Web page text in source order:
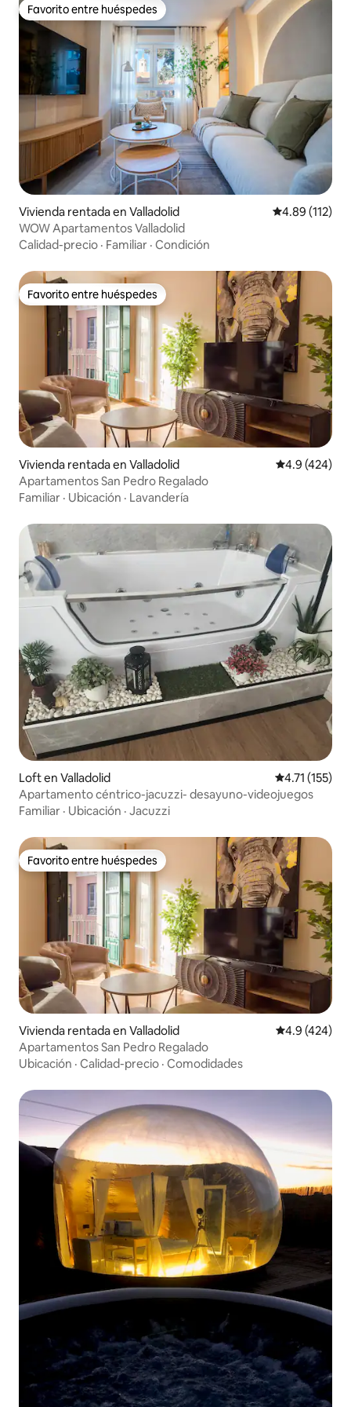
Favorito entre huéspedes
Favorito entre huéspedes
Vivienda rentada en Valladolid Calificación
4.89 (112)
WOW Apartamentos Valladolid
Calidad-precio · Familiar · Condición
Favorito entre huéspedes
Favorito entre huéspedes
Vivienda rentada en Valladolid Calificación
4.9 (424)
Apartamentos San Pedro Regalado
Familiar · Ubicación · Lavandería
Loft en Valladolid Calificación
4.71 (155)
Apartamento céntrico-jacuzzi- desayuno-videojuegos
Familiar · Ubicación · Jacuzzi
Favorito entre huéspedes
Favorito entre huéspedes
Vivienda rentada en Valladolid Calificación
4.9 (424)
Apartamentos San Pedro Regalado
Ubicación · Calidad-precio · Comodidades